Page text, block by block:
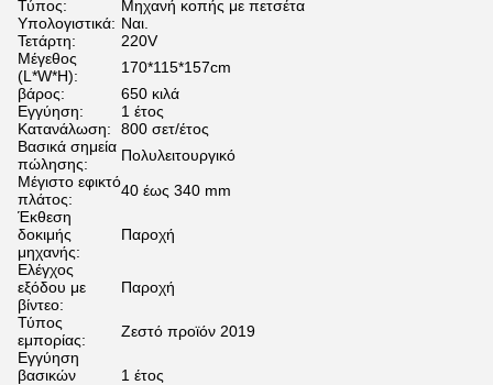
Τύπος:
Μηχανή κοπής με πετσέτα
Υπολογιστικά: Ναι.
Τετάρτη:
220V
Μέγεθος
(L*W*H):
170*115*157cm
βάρος:
650 κιλά
Εγγύηση:
1 έτος
Κατανάλωση:
800 σετ/έτος
Βασικά σημεία
πώλησης:
Πολυλειτουργικό
Μέγιστο εφικτό
πλάτος:
40 έως 340 mm
Έκθεση
δοκιμής
μηχανής:
Παροχή
Ελέγχος
εξόδου με
βίντεο:
Παροχή
Τύπος
εμπορίας:
Ζεστό προϊόν 2019
Εγγύηση
βασικών
1 έτος